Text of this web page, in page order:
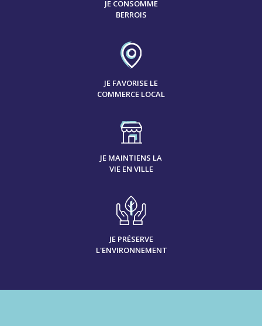
JE CONSOMME
BERROIS
JE FAVORISE LE
COMMERCE LOCAL
JE MAINTIENS LA
VIE EN VILLE
JE PRÉSERVE
L'ENVIRONNEMENT